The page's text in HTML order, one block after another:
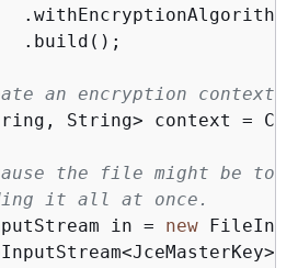
.build();
an encryption
String> context =
the file might be too
it all at once.
in =
new